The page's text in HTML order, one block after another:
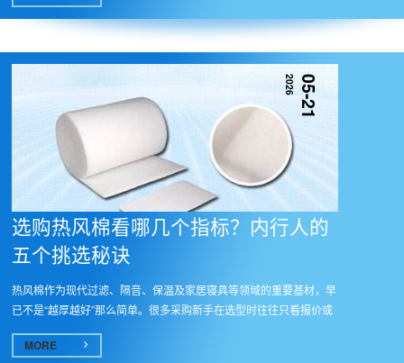
05-21
2026
选购热风棉看哪几个指标？内行人的
五个挑选秘诀
热风棉作为现代过滤、隔音、保温及家居寝具等领域的重要基材，早
已不是“越厚越好”那么简单。很多采购新手在选型时往往只看报价或
MORE